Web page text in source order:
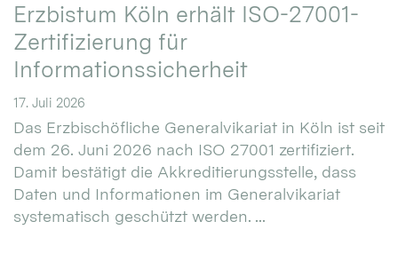
Erzbistum Köln erhält ISO-27001-
Zertifizierung für
Informationssicherheit
17. Juli 2026
Das Erzbischöfliche Generalvikariat in Köln ist seit
dem 26. Juni 2026 nach ISO 27001 zertifiziert.
Damit bestätigt die Akkreditierungsstelle, dass
Daten und Informationen im Generalvikariat
systematisch geschützt werden. ...